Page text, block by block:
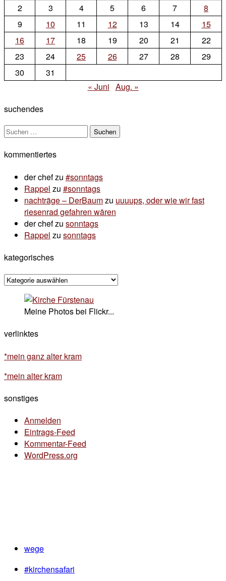
2
3 4 5 6 7
8
9
10 11 12 13 14
15
16
17 18 19 20 21
22
23
24 25 26 27 28
29
30
31
« Juni Aug. »
suchendes
Suchen
kommentiertes
der chefzu #sonntags
Rappel zu #sonntags
nachträge – DerBaumzu uuuups, oder wie wir fast
riesenrad gefahren wären
der chefzu sonntags
Rappel zu sonntags
kategorisches
kategorisches
Meine Photos bei Flickr...
verlinktes
*mein ganz alter kram
*mein alter kram
sonstiges
Anmelden
Eintrags-Feed
Kommentar-Feed
WordPress.org
wege
#kirchensafari